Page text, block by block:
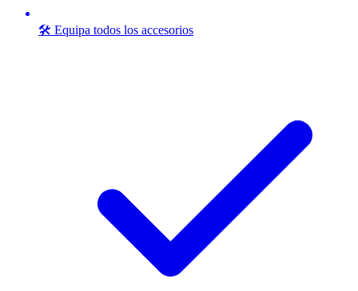
🛠️ Equipa todos los accesorios